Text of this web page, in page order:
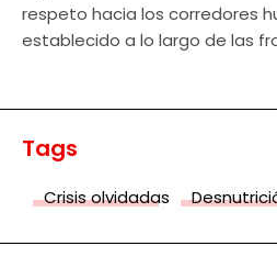
respeto hacia los corredores
establecido a lo largo de las
Tags
Crisis olvidadas